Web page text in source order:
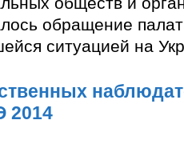
обращение
ситуацией на
2014